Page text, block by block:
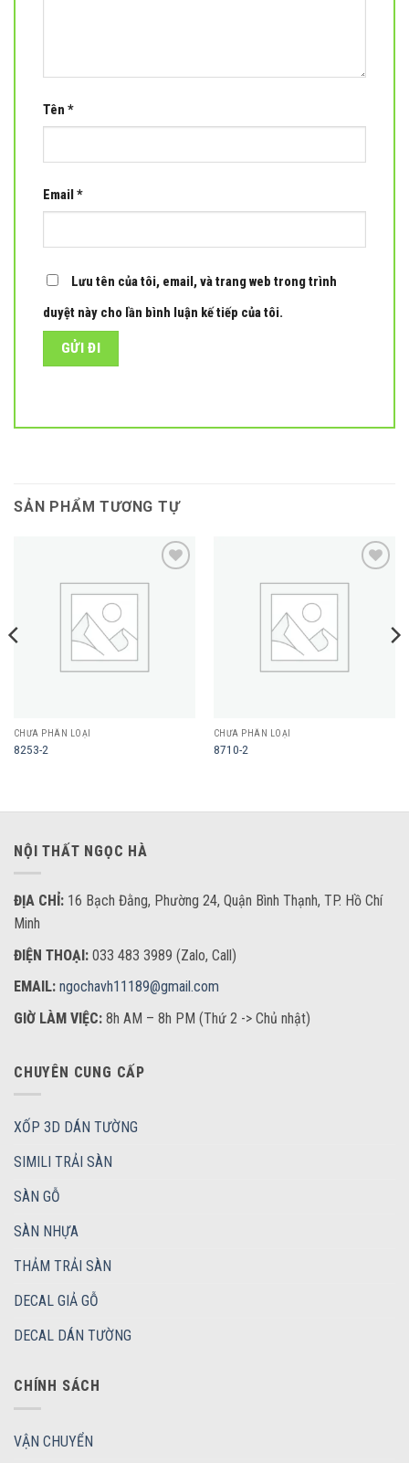
Tên *
Email *
Lưu tên của tôi, email, và trang web trong trình
duyệt này cho lần bình luận kế tiếp của tôi.
SẢN PHẨM TƯƠNG TỰ
CHƯA PHÂN LOẠI
8253-2
CHƯA PHÂN LOẠI
8710-2
NỘI THẤT NGỌC HÀ
ĐỊA CHỈ: 16 Bạch Đằng, Phường 24, Quận Bình Thạnh, TP. Hồ Chí
Minh
ĐIỆN THOẠI: 033 483 3989 (Zalo, Call)
EMAIL: ngochavh11189@gmail.com
GIỜ LÀM VIỆC: 8h AM – 8h PM (Thứ 2 -> Chủ nhật)
CHUYÊN CUNG CẤP
XỐP 3D DÁN TƯỜNG
SIMILI TRẢI SÀN
SÀN GỖ
SÀN NHỰA
THẢM TRẢI SÀN
DECAL GIẢ GỖ
DECAL DÁN TƯỜNG
CHÍNH SÁCH
VẬN CHUYỂN